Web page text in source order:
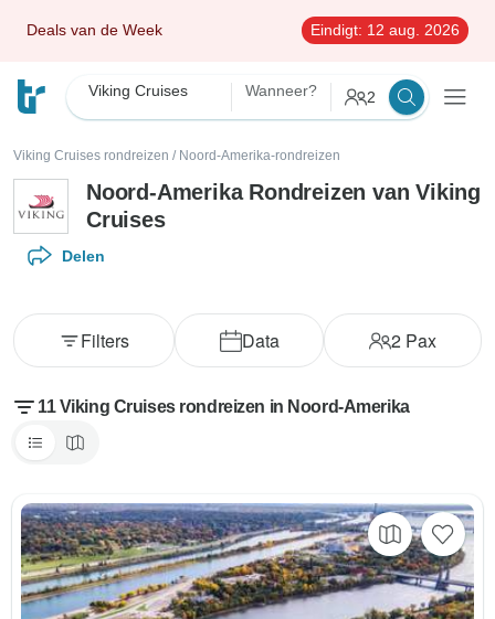
Deals van de Week Eindigt: 12 aug. 2026
Viking Cruises Wanneer? 2
Viking Cruises rondreizen / Noord-Amerika-rondreizen
Noord-Amerika Rondreizen van Viking
Cruises
Delen
Data 2 Pax
Filters
11 Viking Cruises rondreizen in Noord-Amerika